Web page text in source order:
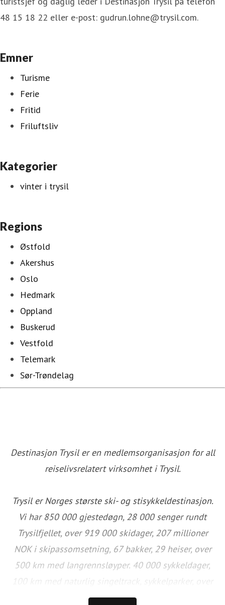
48 15 18 22 eller e-post: gudrun.lohne@trysil.com.
Emner
Turisme
Ferie
Fritid
Friluftsliv
Kategorier
vinter i trysil
Regions
Østfold
Akershus
Oslo
Hedmark
Oppland
Buskerud
Vestfold
Telemark
Sør-Trøndelag
Destinasjon Trysil er en medlemsorganisasjon for all
reiselivsrelatert virksomhet i Trysil.
Trysil er Norges største ski- og stisykkeldestinasjon.
Vi har 850 000 gjestedøgn, 28 000 senger rundt
Trysilfjellet, over 919 000 skidager, 207 millioner
NOK i skipassomsetning, 67 bakker, 29 heiser, over
500 km med langrennsløyper. 40 000 sykkeldager,
100 km med naturlig singeltrack, sykkelparker, over
40 km tilrettelagte sykkelstier og et stort utvalg av